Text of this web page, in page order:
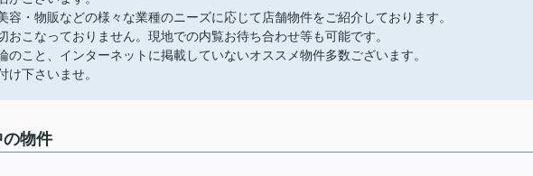
容・物販などの様々な業種のニーズに応じて店舗物件をご紹介しております。
おこなっておりません。現地での内覧お待ち合わせ等も可能です。
のこと、インターネットに掲載していないオススメ物件多数ございます。
け下さいませ。
物件